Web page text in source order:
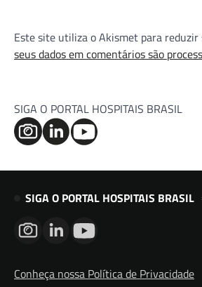
Este site utiliza o Akismet para reduzir
seus dados em comentários são
SIGA O PORTAL HOSPITAIS BRASIL
SIGA O PORTAL HOSPITAIS BRASIL
Conheça nossa Política de Privacidade